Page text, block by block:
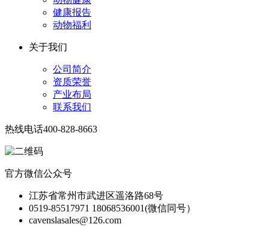
健康报告
动物福利
关于我们
公司简介
资质荣誉
产业布局
联系我们
热线电话400-828-8663
官方微信公众号
江苏省常州市武进区遥洛路68号
0519-85517971 18068536001(微信同号）
cavenslasales@126.com